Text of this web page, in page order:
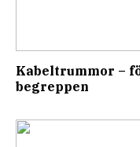
Kabeltrummor –
begreppen